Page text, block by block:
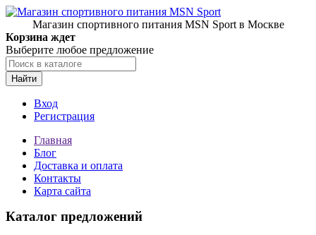
Магазин спортивного питания MSN Sport в Москве
Корзина ждет
Выберите любое предложение
Найти
Вход
Регистрация
Главная
Блог
Доставка и оплата
Контакты
Карта сайта
Каталог предложений